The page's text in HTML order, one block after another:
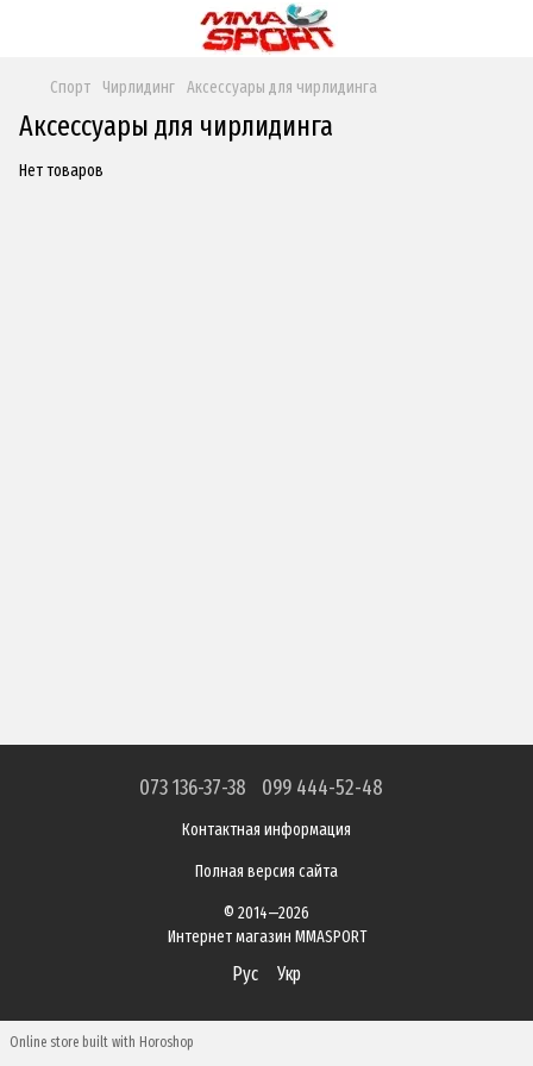
Спорт Чирлидинг Аксессуары для чирлидинга
Аксессуары для чирлидинга
Нет товаров
073 136-37-38 099 444-52-48
Контактная информация
Полная версия сайта
© 2014—2026
Интернет магазин MMASPORT
Рус Укр
Online store built with Horoshop